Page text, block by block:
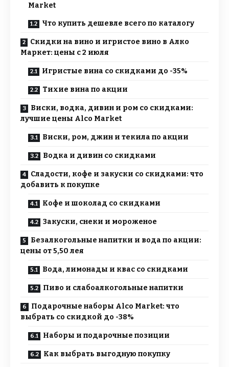
Market
Что купить дешевле всего по каталогу
Скидки на вино и игристое вино в Алко
Маркет: цены с 2 июля
Игристые вина со скидками до -35%
Тихие вина по акции
Виски, водка, дивин и ром со скидками:
лучшие цены Alco Market
Виски, ром, джин и текила по акции
Водка и дивин со скидками
Сладости, кофе и закуски со скидками: что
добавить к покупке
Кофе и шоколад со скидками
Закуски, снеки и мороженое
Безалкогольные напитки и вода по акции:
цены от 5,50 лея
Вода, лимонады и квас со скидками
Пиво и слабоалкогольные напитки
Подарочные наборы Alco Market: что
выбрать со скидкой до -38%
Наборы и подарочные позиции
Как выбрать выгодную покупку